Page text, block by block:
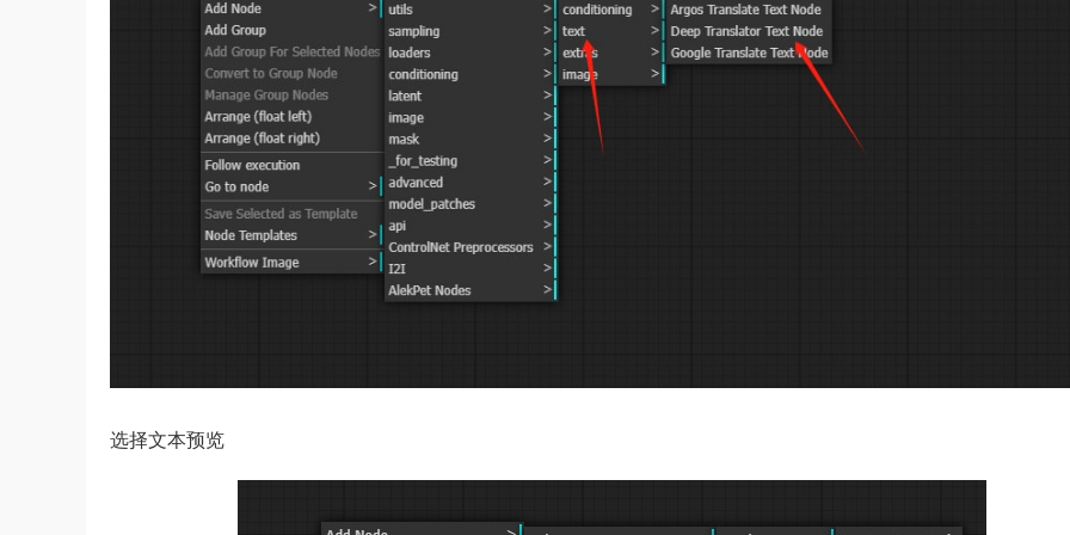
选择文本预览